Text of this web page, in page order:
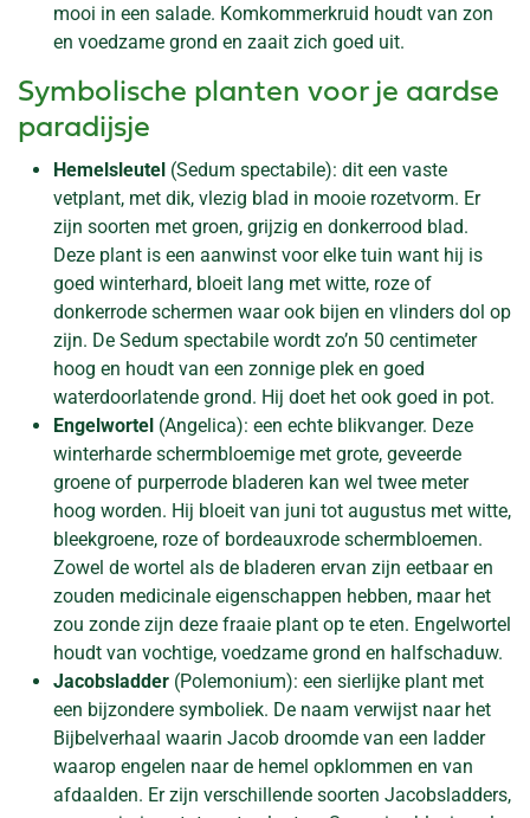
mooi in een salade. Komkommerkruid houdt van zon
en voedzame grond en zaait zich goed uit.
Symbolische planten voor je aardse
paradijsje
Hemelsleutel (Sedum spectabile): dit een vaste
vetplant, met dik, vlezig blad in mooie rozetvorm. Er
zijn soorten met groen, grijzig en donkerrood blad.
Deze plant is een aanwinst voor elke tuin want hij is
goed winterhard, bloeit lang met witte, roze of
donkerrode schermen waar ook bijen en vlinders dol op
zijn. De Sedum spectabile wordt zo’n 50 centimeter
hoog en houdt van een zonnige plek en goed
waterdoorlatende grond. Hij doet het ook goed in pot.
Engelwortel (Angelica): een echte blikvanger. Deze
winterharde schermbloemige met grote, geveerde
groene of purperrode bladeren kan wel twee meter
hoog worden. Hij bloeit van juni tot augustus met witte,
bleekgroene, roze of bordeauxrode schermbloemen.
Zowel de wortel als de bladeren ervan zijn eetbaar en
zouden medicinale eigenschappen hebben, maar het
zou zonde zijn deze fraaie plant op te eten. Engelwortel
houdt van vochtige, voedzame grond en halfschaduw.
Jacobsladder (Polemonium): een sierlijke plant met
een bijzondere symboliek. De naam verwijst naar het
Bijbelverhaal waarin Jacob droomde van een ladder
waarop engelen naar de hemel opklommen en van
afdaalden. Er zijn verschillende soorten Jacobsladders,